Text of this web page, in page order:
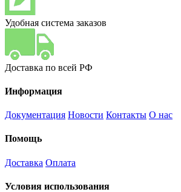
Удобная система заказов
Доставка по всей РФ
Информация
Документация Новости Контакты О нас
Помощь
Доставка Оплата
Условия использования